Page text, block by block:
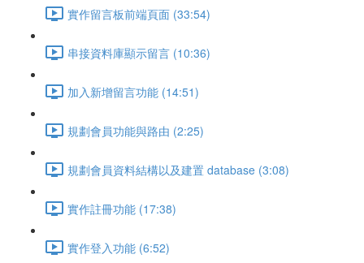
實作留言板前端頁面 (33:54)
串接資料庫顯示留言 (10:36)
加入新增留言功能 (14:51)
規劃會員功能與路由 (2:25)
規劃會員資料結構以及建置 database (3:08)
實作註冊功能 (17:38)
實作登入功能 (6:52)